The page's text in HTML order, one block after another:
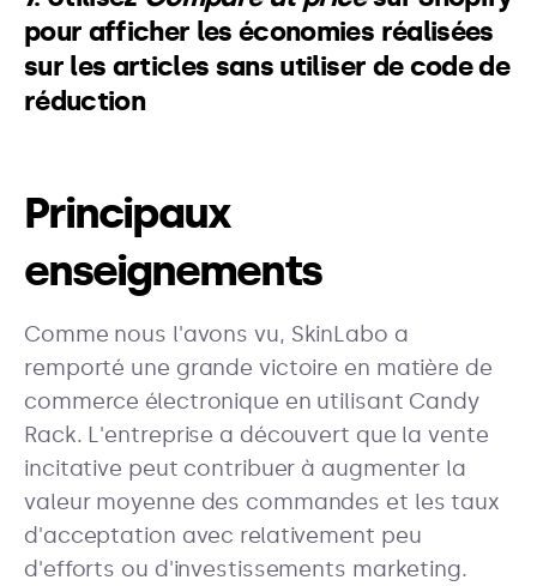
pour afficher les économies réalisées
sur les articles sans utiliser de code de
réduction
Principaux
enseignements
Comme nous l'avons vu, SkinLabo a
remporté une grande victoire en matière de
commerce électronique en utilisant Candy
Rack. L'entreprise a découvert que la vente
incitative peut contribuer à augmenter la
valeur moyenne des commandes et les taux
d'acceptation avec relativement peu
d'efforts ou d'investissements marketing.